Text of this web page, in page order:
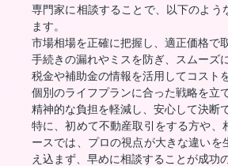
専門家に相談することで、以下のよう
ます。
市場相場を正確に把握し、適正価格で
手続きの漏れやミスを防ぎ、スムーズ
税金や補助金の情報を活用してコスト
個別のライフプランに合った戦略を立
精神的な負担を軽減し、安心して決断
特に、初めて不動産取引をする方や、
ースでは、プロの視点が大きな違いを
え込まず、早めに相談することが成功